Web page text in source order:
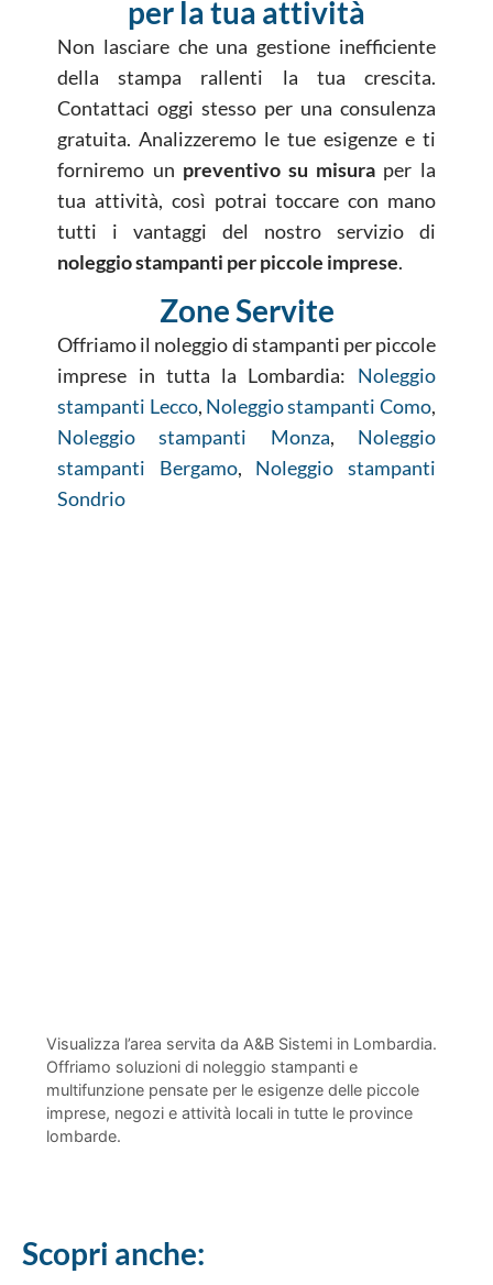
per la tua attività
Non lasciare che una gestione inefficiente
della stampa rallenti la tua crescita.
Contattaci oggi stesso per una consulenza
gratuita. Analizzeremo le tue esigenze e ti
forniremo un preventivo su misura per la
tua attività, così potrai toccare con mano
tutti i vantaggi del nostro servizio di
noleggio stampanti per piccole imprese.
Zone Servite
Offriamo il noleggio di stampanti per piccole
imprese in tutta la Lombardia: Noleggio
stampanti Lecco, Noleggio stampanti Como,
Noleggio stampanti Monza, Noleggio
stampanti Bergamo, Noleggio stampanti
Sondrio
Visualizza l’area servita da A&B Sistemi in Lombardia.
Offriamo soluzioni di noleggio stampanti e
multifunzione pensate per le esigenze delle piccole
imprese, negozi e attività locali in tutte le province
lombarde.
Scopri anche: